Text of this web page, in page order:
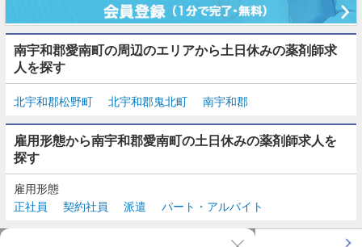
南宇和郡愛南町の周辺のエリアから土日休みの薬剤師求
人を探す
北宇和郡松野町 北宇和郡鬼北町 南宇和郡
雇用形態から南宇和郡愛南町の土日休みの薬剤師求人を
探す
雇用形態
正社員
契約社員 派遣 パート・アルバイト